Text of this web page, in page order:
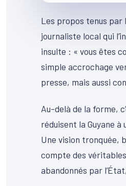
Les propos tenus par
journaliste local qui
insulte : « vous êtes
simple accrochage
presse, mais aussi
Au-delà de la forme,
réduisent la Guyane
Une vision tronquée,
compte des
abandonnés par